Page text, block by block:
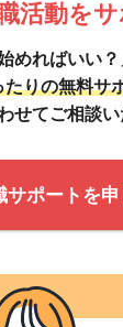
活動をサ
めればいい？
りの無料サ
せてご相談い
サポートを